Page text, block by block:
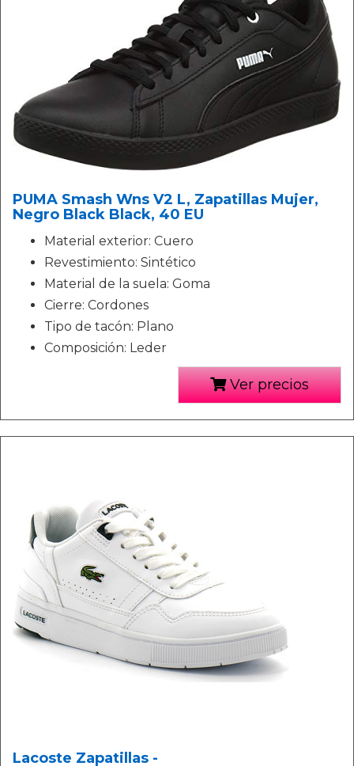
PUMA Smash Wns V2 L, Zapatillas Mujer,
Negro Black Black, 40 EU
Material exterior: Cuero
Revestimiento: Sintético
Material de la suela: Goma
Cierre: Cordones
Tipo de tacón: Plano
Composición: Leder
Ver precios
Lacoste Zapatillas -